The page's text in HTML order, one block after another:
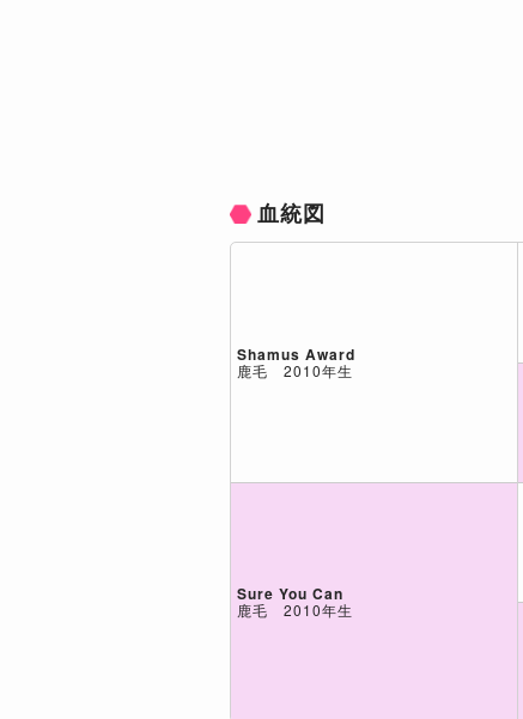
血統図
Shamus Award
鹿毛 2010年生
Sure You Can
鹿毛 2010年生